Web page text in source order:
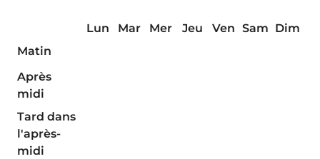
Lun Mar Mer Jeu Ven Sam Dim
Matin
Après
midi
Tard dans
l'après-
midi